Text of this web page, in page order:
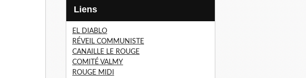
Liens
EL DIABLO
RÉVEIL COMMUNISTE
CANAILLE LE ROUGE
COMITÉ VALMY
ROUGE MIDI